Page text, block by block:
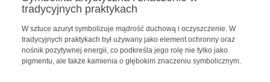
tradycyjnych praktykach
W sztuce azuryt symbolizuje mądrość duchową i oczyszczenie. W
tradycyjnych praktykach był używany jako element ochronny oraz
nośnik pozytywnej energii, co podkreśla jego rolę nie tylko jako
pigmentu, ale także kamienia o głębokim znaczeniu symbolicznym.